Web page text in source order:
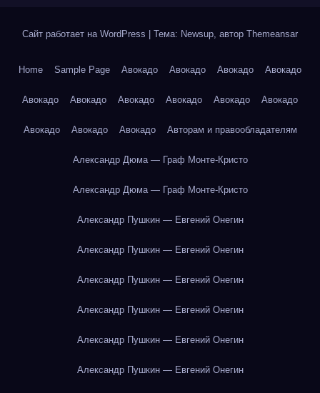
Сайт работает на WordPress Тема: Newsup, автор Themeansar
Home Sample Page Авокадо Авокадо Авокадо Авокадо
Авокадо Авокадо Авокадо Авокадо Авокадо Авокадо
Авокадо Авокадо Авокадо Авторам и правообладателям
Александр Дюма — Граф Монте-Кристо
Александр Дюма — Граф Монте-Кристо
Александр Пушкин — Евгений Онегин
Александр Пушкин — Евгений Онегин
Александр Пушкин — Евгений Онегин
Александр Пушкин — Евгений Онегин
Александр Пушкин — Евгений Онегин
Александр Пушкин — Евгений Онегин